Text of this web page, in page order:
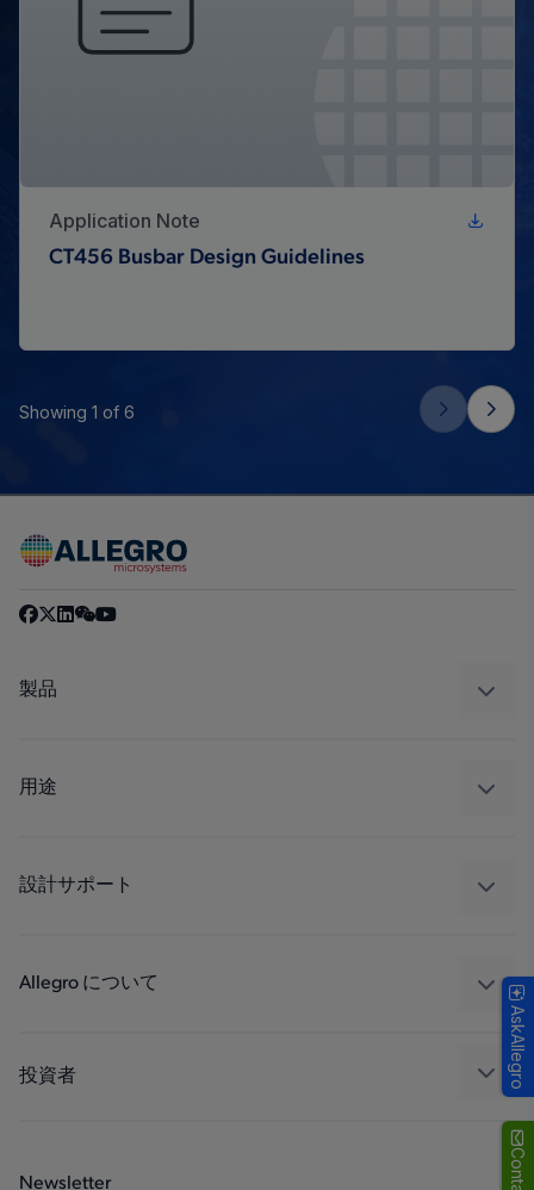
Application Note
CT456 Busbar Design Guidelines
Showing 1 of 6
製品
レギュレート
用途
工業
設計サポート
パッケージング
Allegro について
キャリア
投資者
Newsletter
AskAllegro